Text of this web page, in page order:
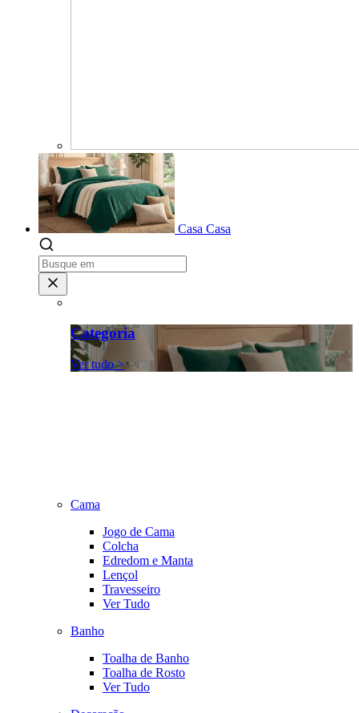
Casa Casa
Categoria
Ver tudo >
Cama
Jogo de Cama
Colcha
Edredom e Manta
Lençol
Travesseiro
Ver Tudo
Banho
Toalha de Banho
Toalha de Rosto
Ver Tudo